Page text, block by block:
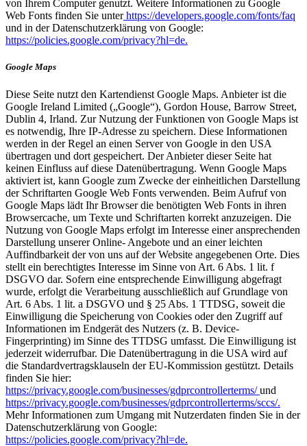
von Ihrem Computer genutzt. Weitere Informationen zu Google
Web Fonts finden Sie unterhttps://developers.google.com/fonts/faq
und in der Datenschutzerklärung von Google:
https://policies.google.com/privacy?hl=de.
Google Maps
Diese Seite nutzt den Kartendienst Google Maps. Anbieter ist die
Google Ireland Limited („Google“), Gordon House, Barrow Street,
Dublin 4, Irland. Zur Nutzung der Funktionen von Google Maps ist
es notwendig, Ihre IP-Adresse zu speichern. Diese Informationen
werden in der Regel an einen Server von Google in den USA
übertragen und dort gespeichert. Der Anbieter dieser Seite hat
keinen Einfluss auf diese Datenübertragung. Wenn Google Maps
aktiviert ist, kann Google zum Zwecke der einheitlichen Darstellung
der Schriftarten Google Web Fonts verwenden. Beim Aufruf von
Google Maps lädt Ihr Browser die benötigten Web Fonts in ihren
Browsercache, um Texte und Schriftarten korrekt anzuzeigen. Die
Nutzung von Google Maps erfolgt im Interesse einer ansprechenden
Darstellung unserer Online- Angebote und an einer leichten
Auffindbarkeit der von uns auf der Website angegebenen Orte. Dies
stellt ein berechtigtes Interesse im Sinne von Art. 6 Abs. 1 lit. f
DSGVO dar. Sofern eine entsprechende Einwilligung abgefragt
wurde, erfolgt die Verarbeitung ausschließlich auf Grundlage von
Art. 6 Abs. 1 lit. a DSGVO und § 25 Abs. 1 TTDSG, soweit die
Einwilligung die Speicherung von Cookies oder den Zugriff auf
Informationen im Endgerät des Nutzers (z. B. Device-
Fingerprinting) im Sinne des TTDSG umfasst. Die Einwilligung ist
jederzeit widerrufbar. Die Datenübertragung in die USA wird auf
die Standardvertragsklauseln der EU-Kommission gestützt. Details
finden Sie hier:
https://privacy.google.com/businesses/gdprcontrollerterms/und
https://privacy.google.com/businesses/gdprcontrollerterms/sccs/.
Mehr Informationen zum Umgang mit Nutzerdaten finden Sie in der
Datenschutzerklärung von Google:
https://policies.google.com/privacy?hl=de.